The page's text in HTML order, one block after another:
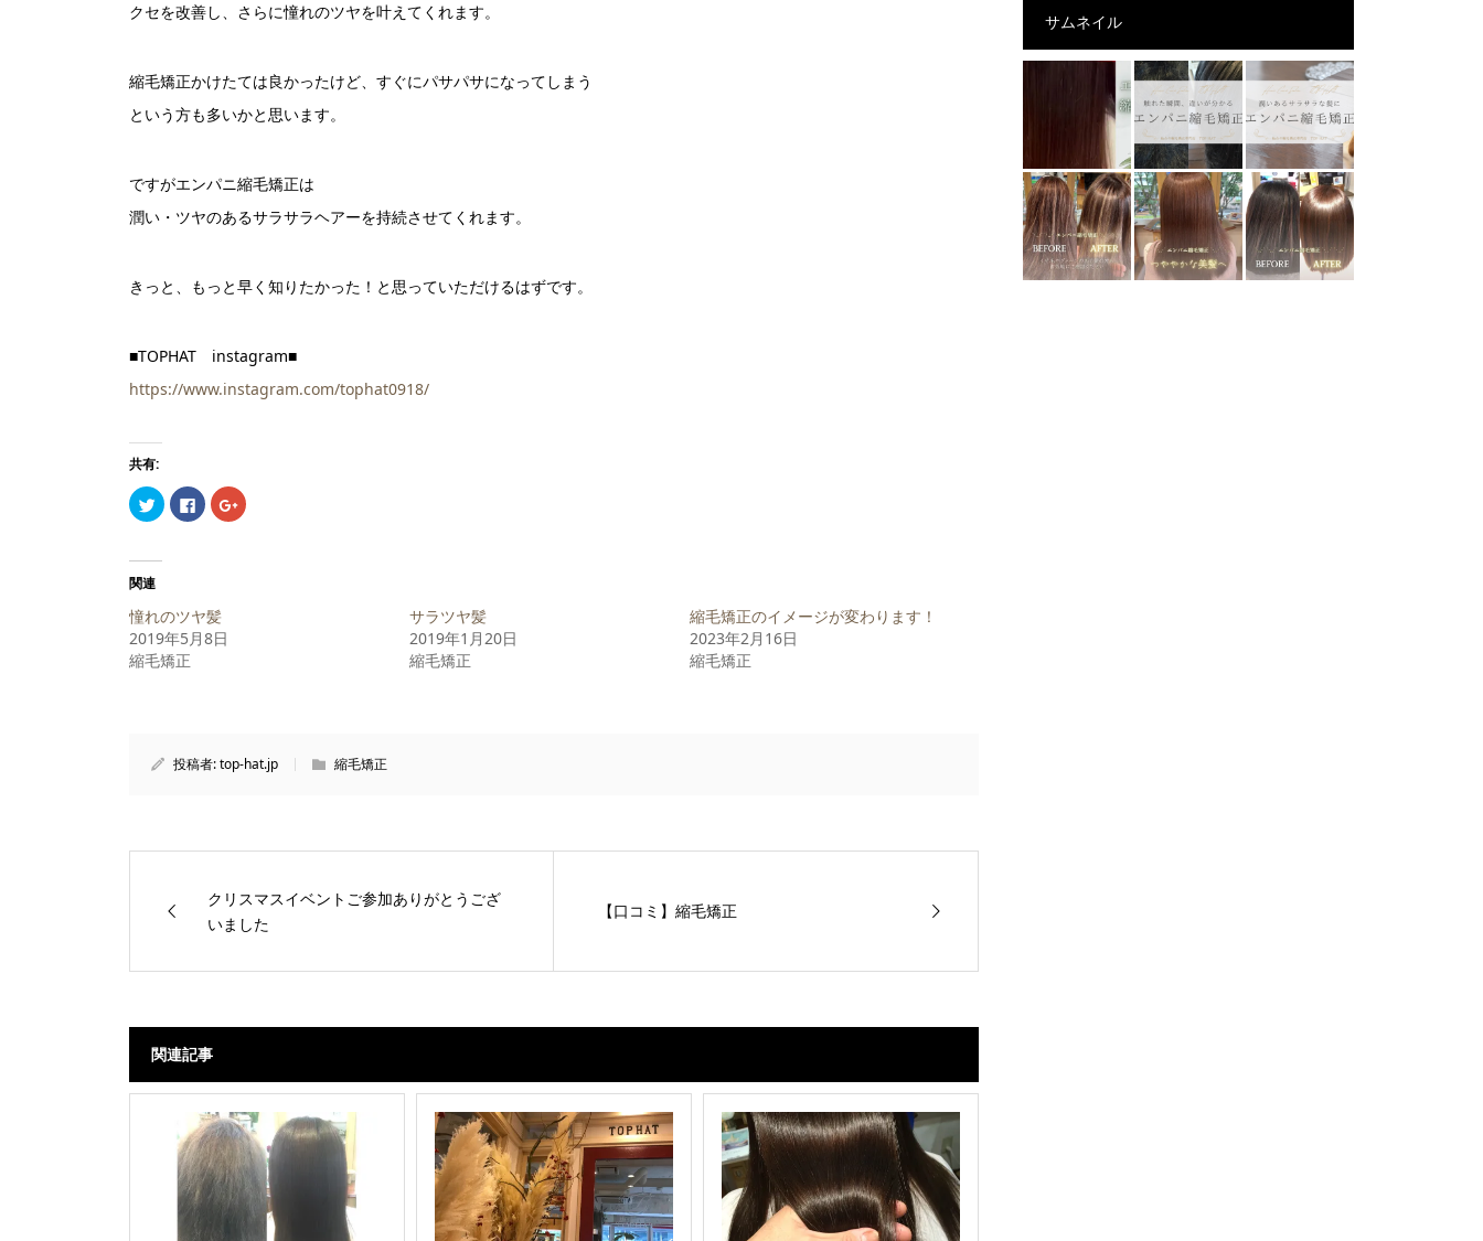
クセを改善し、さらに憧れのツヤを叶えてくれます。
縮毛矯正かけたては良かったけど、すぐにパサパサになってしまう
という方も多いかと思います。
ですがエンパニ縮毛矯正は
潤い・ツヤのあるサラサラヘアーを持続させてくれます。
きっと、もっと早く知りたかった！と思っていただけるはずです。
■TOPHAT instagram■
https://www.instagram.com/tophat0918/
共有:
ク
リ
て
有
(新
し
い
ウ
き
Facebook
で
ク
リ
ッ
ク
い
開
す)
ク
リ
き
関連
憧れのツヤ髪
2019年5月8日
縮毛矯正
サラツヤ髪
2019年1月20日
縮毛矯正
縮毛矯正のイメージが変わります！
2023年2月16日
縮毛矯正
投稿者:top-hat.jp 縮毛矯正
クリスマスイベントご参加ありがとうござ
いました
【口コミ】縮毛矯正
関連記事
サムネイル